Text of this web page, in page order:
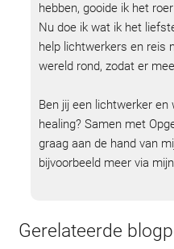
hebben, gooide ik het
Nu doe ik wat ik het
help lichtwerkers en reis
wereld rond, zodat er
Ben jij een lichtwerker
healing? Samen met
graag aan de hand van
bijvoorbeeld meer via
Gerelateerde